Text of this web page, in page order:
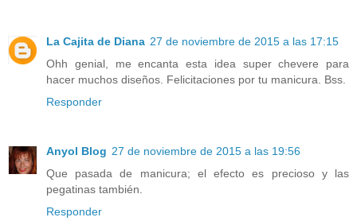
La Cajita de Diana 27 de noviembre de 2015 a las 17:15
Ohh genial, me encanta esta idea super chevere para
hacer muchos diseños. Felicitaciones por tu manicura. Bss.
Responder
Anyol Blog 27 de noviembre de 2015 a las 19:56
Que pasada de manicura; el efecto es precioso y las
pegatinas también.
Responder